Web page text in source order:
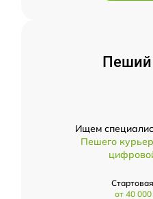
Пеший
Ищем
Пешего
от 40